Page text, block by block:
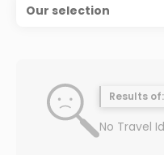
Our selection
Results of:
No Travel